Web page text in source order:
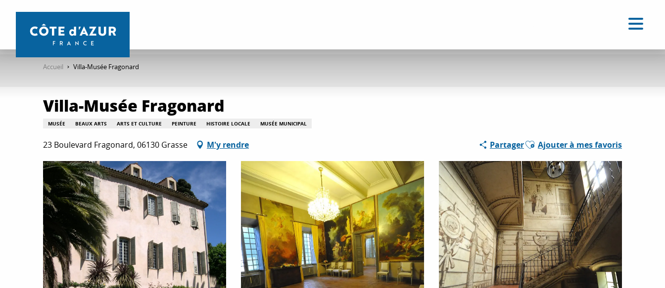
contenu
Accueil Villa-Musée Fragonard
Villa-Musée Fragonard
MUSÉE BEAUX ARTS ARTS ET CULTURE PEINTURE HISTOIRE LOCALE MUSÉE MUNICIPAL
23 Boulevard Fragonard, 06130 Grasse M'y rendre PartagerAjouter aux favoris
Ajouter à mes favoris